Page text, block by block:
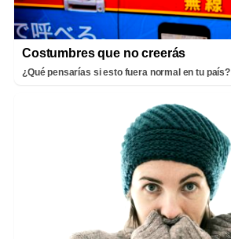
Costumbres que no creerás
¿Qué pensarías si esto fuera normal en tu país?